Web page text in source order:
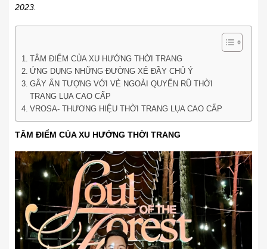
2023.
TÂM ĐIỂM CỦA XU HƯỚNG THỜI TRANG
ỨNG DỤNG NHỮNG ĐƯỜNG XẺ ĐẦY CHỦ Ý
GÂY ẤN TƯỢNG VỚI VẺ NGOÀI QUYẾN RŨ THỜI
TRANG LỤA CAO CẤP
VROSA- THƯƠNG HIỆU THỜI TRANG LỤA CAO CẤP
TÂM ĐIỂM CỦA XU HƯỚNG THỜI TRANG